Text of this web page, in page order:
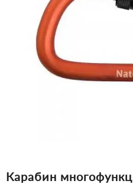
Карабин